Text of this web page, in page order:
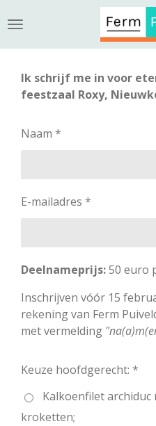
direct
naar
hoofdinhoud
Ik schrijf me in voor
feestzaal Roxy,
Naam *
E-mailadres *
Deelnameprijs:50 euro
Inschrijven vóór 15
rekening van Ferm
met vermelding
Keuze hoofdgerecht: *
Kalkoenfilet
kroketten;